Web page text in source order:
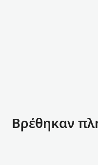
Βρέθηκαν